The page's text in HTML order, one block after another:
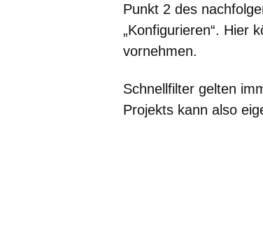
Punkt 2 des
„Konfigurieren“. Hier
vornehmen.
Schnellfilter gelten
Projekts kann also